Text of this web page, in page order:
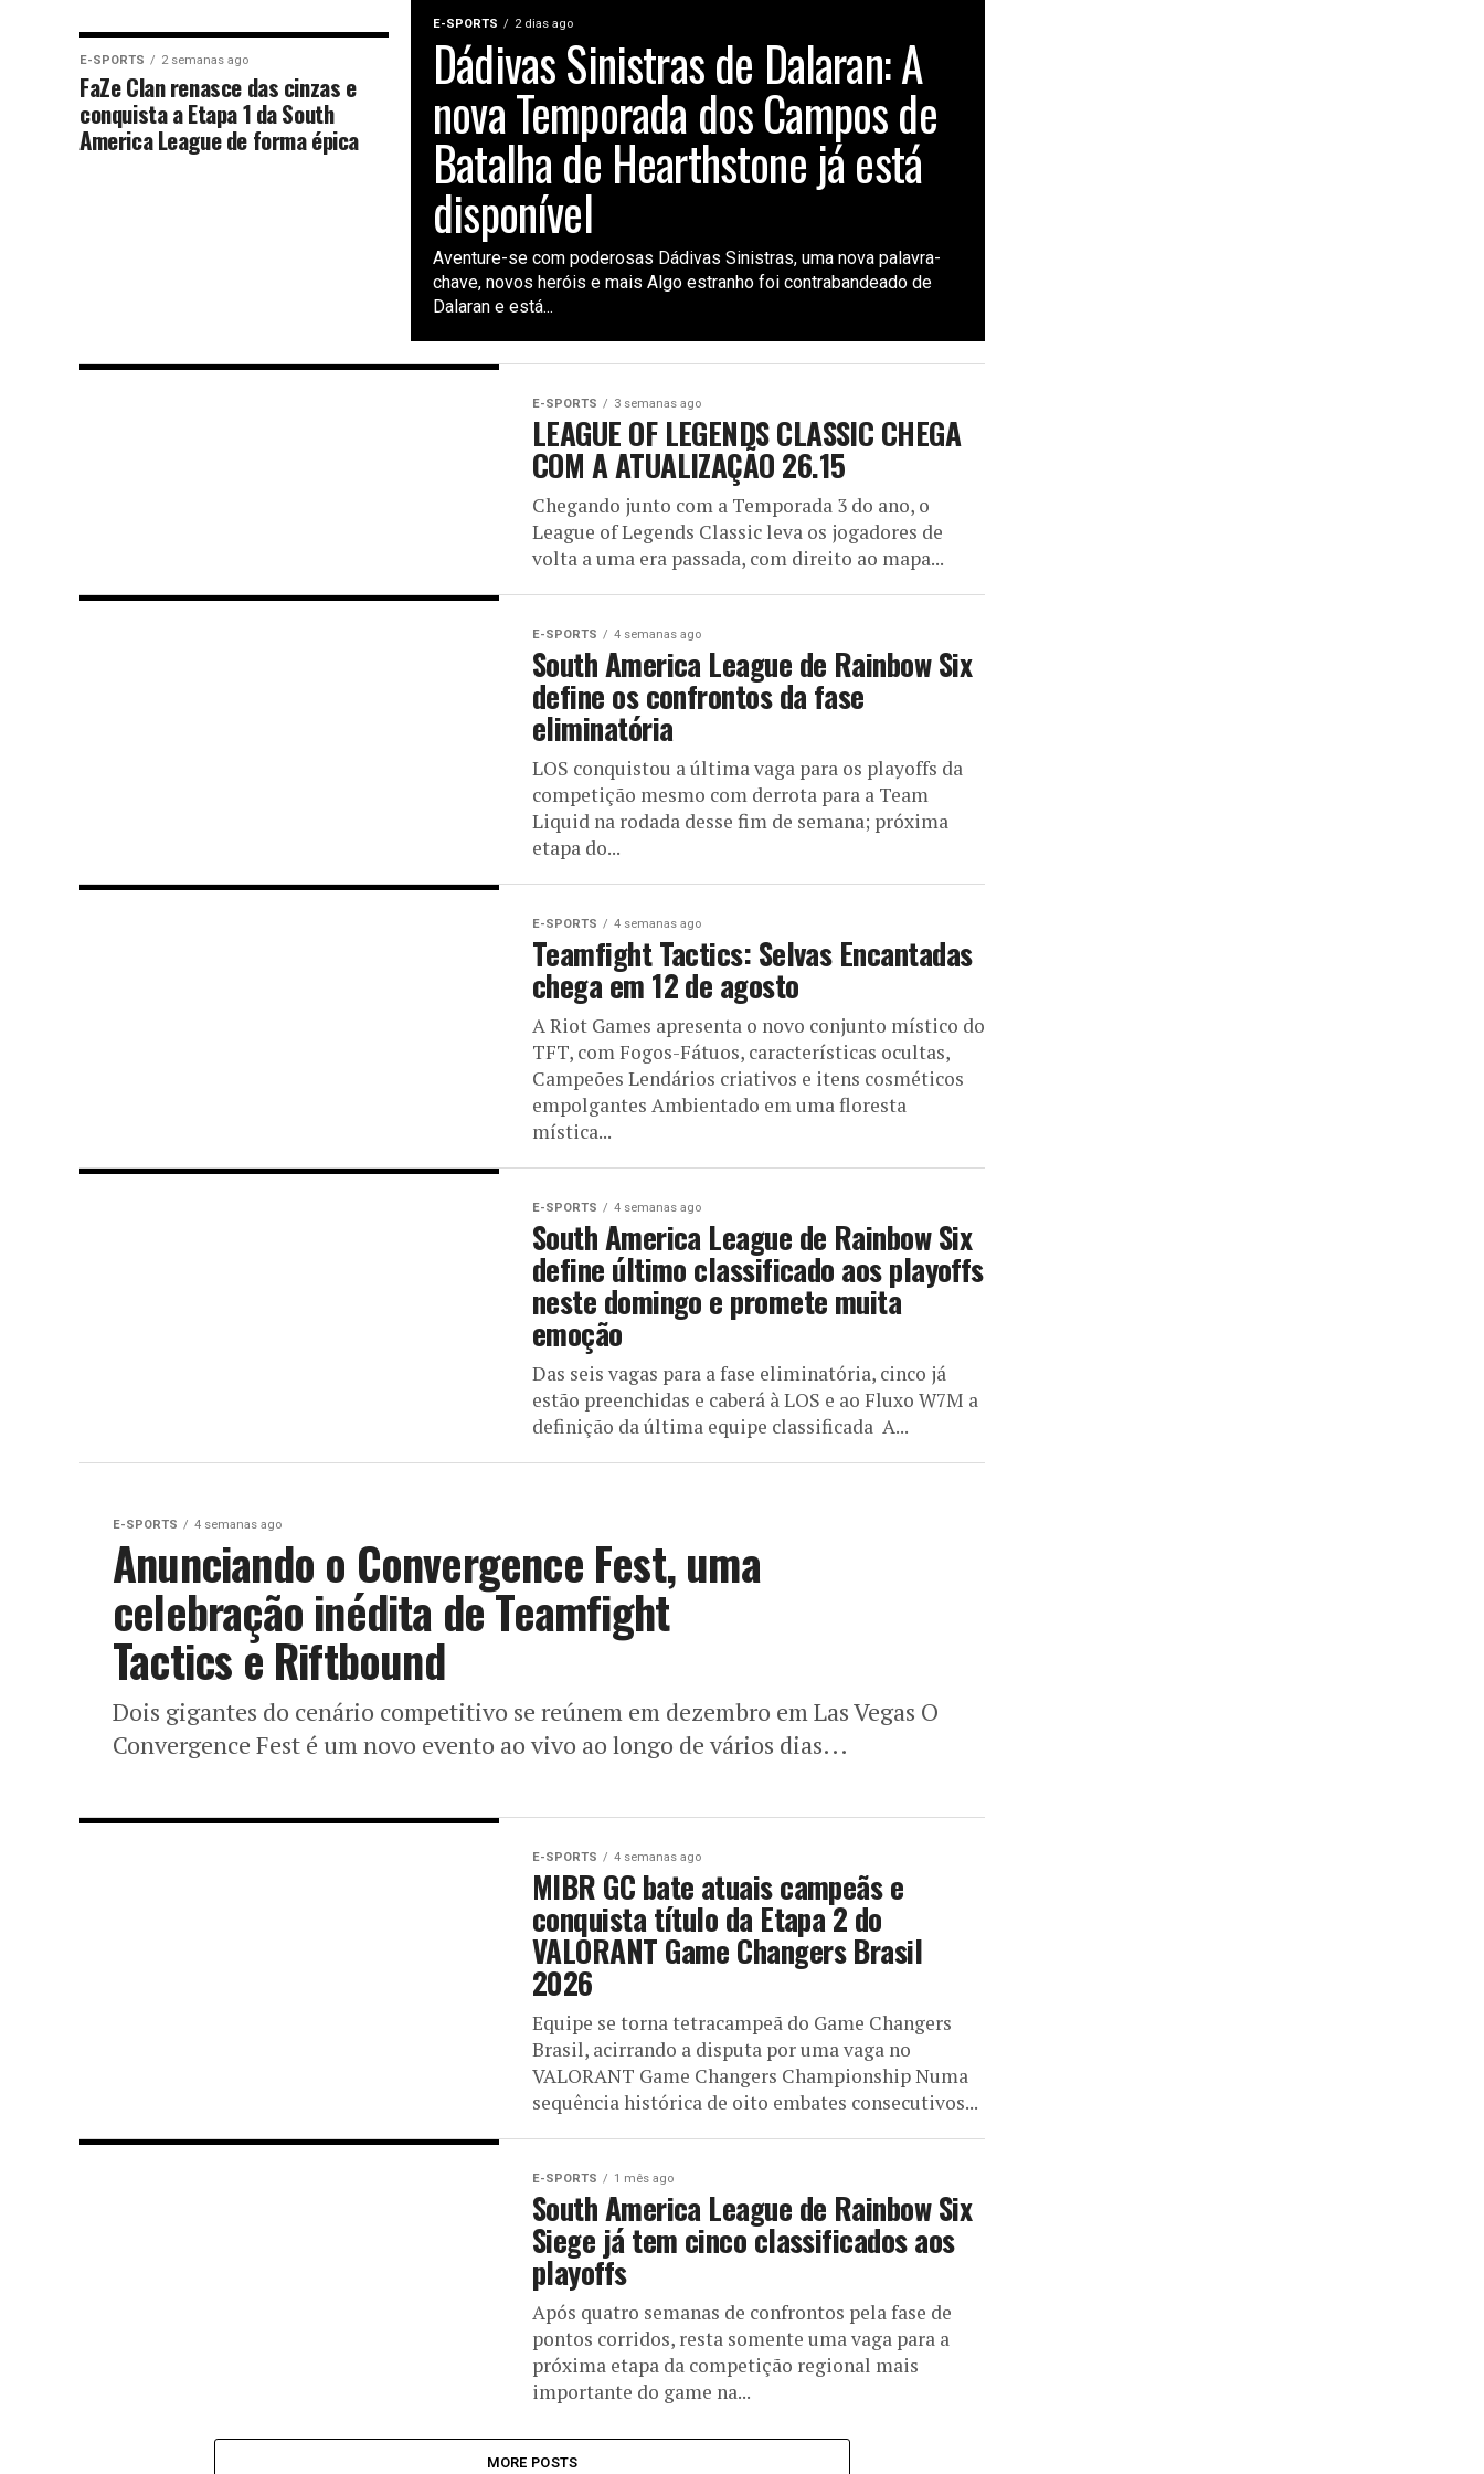
E-SPORTS 2 dias ago
Dádivas Sinistras de Dalaran: A
nova Temporada dos Campos de
Batalha de Hearthstone já está
disponível
Aventure-se com poderosas Dádivas Sinistras, uma nova palavra-
chave, novos heróis e mais Algo estranho foi contrabandeado de
Dalaran e está...
E-SPORTS 2 semanas ago
FaZe Clan renasce das cinzas e
conquista a Etapa 1 da South
America League de forma épica
E-SPORTS 3 semanas ago
LEAGUE OF LEGENDS CLASSIC CHEGA
COM A ATUALIZAÇÃO 26.15
Chegando junto com a Temporada 3 do ano, o
League of Legends Classic leva os jogadores de
volta a uma era passada, com direito ao mapa...
E-SPORTS 4 semanas ago
South America League de Rainbow Six
define os confrontos da fase
eliminatória
LOS conquistou a última vaga para os playoffs da
competição mesmo com derrota para a Team
Liquid na rodada desse fim de semana; próxima
etapa do...
E-SPORTS 4 semanas ago
Teamfight Tactics: Selvas Encantadas
chega em 12 de agosto
A Riot Games apresenta o novo conjunto místico do
TFT, com Fogos-Fátuos, características ocultas,
Campeões Lendários criativos e itens cosméticos
empolgantes Ambientado em uma floresta
mística...
E-SPORTS 4 semanas ago
South America League de Rainbow Six
define último classificado aos playoffs
neste domingo e promete muita
emoção
Das seis vagas para a fase eliminatória, cinco já
estão preenchidas e caberá à LOS e ao Fluxo W7M a
definição da última equipe classificada A...
E-SPORTS 4 semanas ago
Anunciando o Convergence Fest, uma
celebração inédita de Teamfight
Tactics e Riftbound
Dois gigantes do cenário competitivo se reúnem em dezembro em Las Vegas O
Convergence Fest é um novo evento ao vivo ao longo de vários dias...
E-SPORTS 4 semanas ago
MIBR GC bate atuais campeãs e
conquista título da Etapa 2 do
VALORANT Game Changers Brasil
2026
Equipe se torna tetracampeã do Game Changers
Brasil, acirrando a disputa por uma vaga no
VALORANT Game Changers Championship Numa
sequência histórica de oito embates consecutivos...
E-SPORTS 1 mês ago
South America League de Rainbow Six
Siege já tem cinco classificados aos
playoffs
Após quatro semanas de confrontos pela fase de
pontos corridos, resta somente uma vaga para a
próxima etapa da competição regional mais
importante do game na...
MORE POSTS